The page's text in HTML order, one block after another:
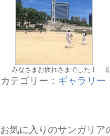
みなさまお疲れさまでした！
テゴリー： ギャラリー
気に入りのサンガリア